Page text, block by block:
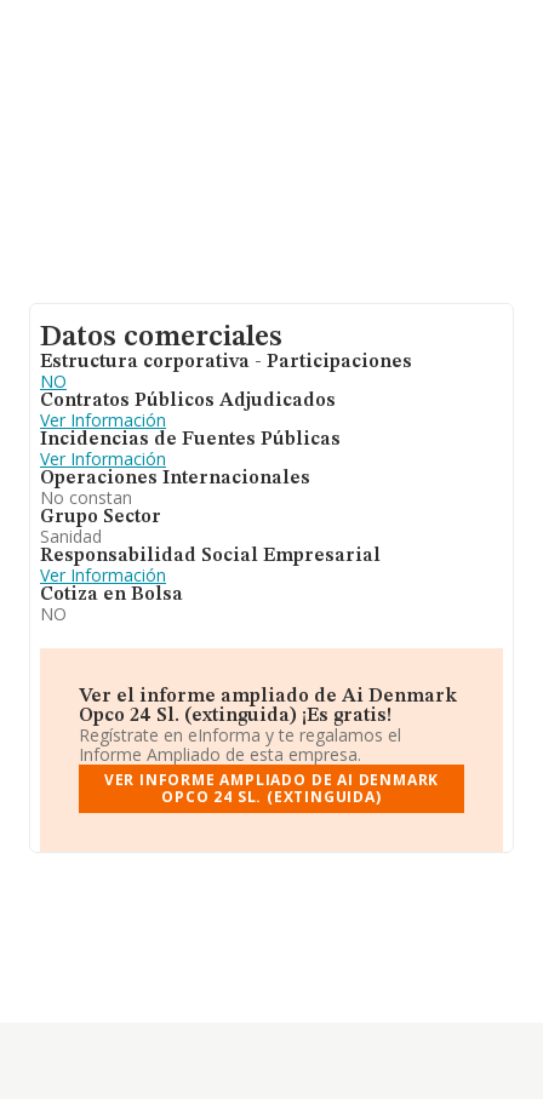
Datos comerciales
Estructura corporativa - Participaciones
NO
Contratos Públicos Adjudicados
Ver Información
Incidencias de Fuentes Públicas
Ver Información
Operaciones Internacionales
No constan
Grupo Sector
Sanidad
Responsabilidad Social Empresarial
Ver Información
Cotiza en Bolsa
NO
Ver el informe ampliado de Ai Denmark
Opco 24 Sl. (extinguida) ¡Es gratis!
Regístrate en eInforma y te regalamos el
Informe Ampliado de esta empresa.
VER INFORME AMPLIADO DE AI DENMARK
OPCO 24 SL. (EXTINGUIDA)